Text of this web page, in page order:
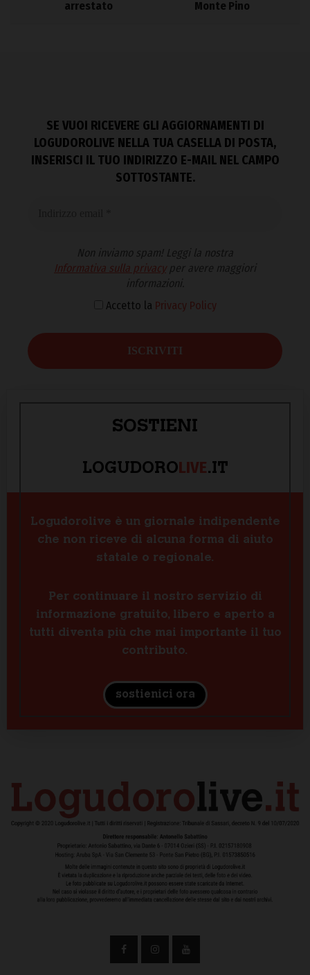
arrestato
Monte Pino
SE VUOI RICEVERE GLI AGGIORNAMENTI DI
LOGUDOROLIVE NELLA TUA CASELLA DI POSTA,
INSERISCI IL TUO INDIRIZZO E-MAIL NEL CAMPO
SOTTOSTANTE.
Non inviamo spam! Leggi la nostra
Informativa sulla privacyper avere maggiori
informazioni.
Accetto la Privacy Policy
SOSTIENI
LOGUDOROLIVE.IT
Logudorolive è un giornale indipendente
che non riceve di alcuna forma di aiuto
statale o regionale.
Per continuare il nostro servizio di
informazione gratuito, libero e aperto a
tutti diventa più che mai importante il tuo
contributo.
sostienici ora